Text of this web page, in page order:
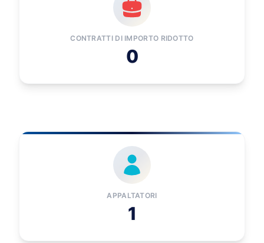
CONTRATTI DI IMPORTO RIDOTTO
0
APPALTATORI
1